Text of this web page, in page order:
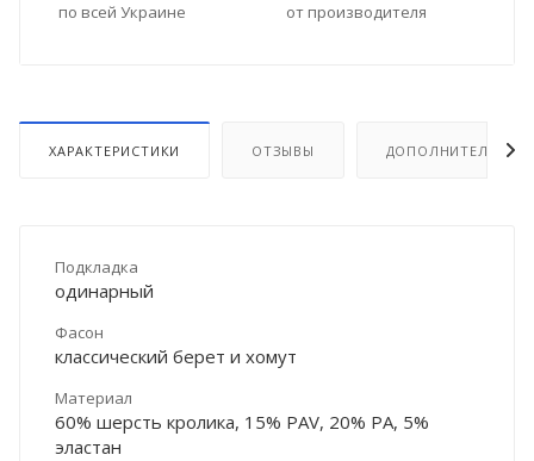
по всей Украине
от производителя
ХАРАКТЕРИСТИКИ ОТЗЫВЫ ДОПОЛНИТЕЛЬНО
Подкладка
одинарный
Фасон
классический берет и хомут
Материал
60% шерсть кролика, 15% PAV, 20% PA, 5%
эластан